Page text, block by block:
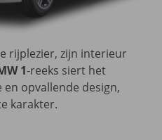
rijplezier, zijn interieur
1-reeks siert het
opvallende design,
karakter.